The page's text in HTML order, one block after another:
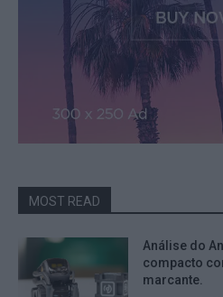
MOST READ
Análise do
compacto
marcante.